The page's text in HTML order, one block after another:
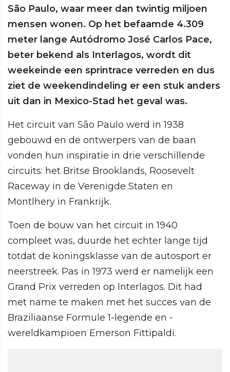
São Paulo, waar meer dan twintig miljoen
mensen wonen. Op het befaamde 4.309
meter lange Autódromo José Carlos Pace,
beter bekend als Interlagos, wordt dit
weekeinde een sprintrace verreden en dus
ziet de weekendindeling er een stuk anders
uit dan in Mexico-Stad het geval was.
Het circuit van São Paulo werd in 1938
gebouwd en de ontwerpers van de baan
vonden hun inspiratie in drie verschillende
circuits: het Britse Brooklands, Roosevelt
Raceway in de Verenigde Staten en
Montlhery in Frankrijk.
Toen de bouw van het circuit in 1940
compleet was, duurde het echter lange tijd
totdat de koningsklasse van de autosport er
neerstreek. Pas in 1973 werd er namelijk een
Grand Prix verreden op Interlagos. Dit had
met name te maken met het succes van de
Braziliaanse Formule 1-legende en -
wereldkampioen Emerson Fittipaldi.